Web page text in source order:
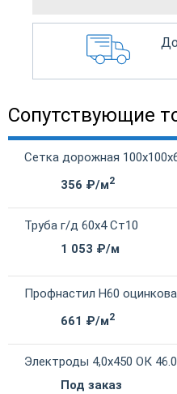
Сопутствующие
Сетка дорожная
356 ₽/м2
Труба г/д 60х4 Ст10
1 053 ₽/м
Профнастил Н60
661 ₽/м2
Электроды 4,0х450 ОК
Под заказ